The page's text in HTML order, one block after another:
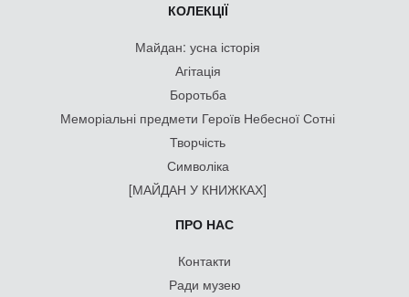
КОЛЕКЦІЇ
Майдан: усна історія
Агітація
Боротьба
Меморіальні предмети Героїв Небесної Сотні
Творчість
Символіка
[МАЙДАН У КНИЖКАХ]
ПРО НАС
Контакти
Ради музею